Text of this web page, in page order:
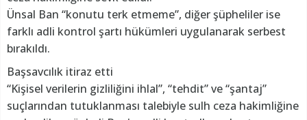
Ünsal Ban “konutu terk etmeme”, diğer şüpheliler ise
farklı adli kontrol şartı hükümleri uygulanarak serbest
bırakıldı.
Başsavcılık itiraz etti
“Kişisel verilerin gizliliğini ihlal”, “tehdit” ve “şantaj”
suçlarından tutuklanması talebiyle sulh ceza hakimliğine